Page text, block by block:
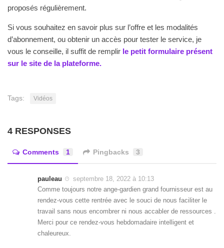
proposés régulièrement.
Si vous souhaitez en savoir plus sur l’offre et les modalités
d’abonnement, ou obtenir un accès pour tester le service, je
vous le conseille, il suffit de remplir le petit formulaire présent
sur le site de la plateforme.
Tags: Vidéos
4 RESPONSES
Comments 1 Pingbacks 3
pauleau
septembre 18, 2022 à 10:13
Comme toujours notre ange-gardien grand fournisseur est au
rendez-vous cette rentrée avec le souci de nous faciliter le
travail sans nous encombrer ni nous accabler de ressources .
Merci pour ce rendez-vous hebdomadaire intelligent et
chaleureux.